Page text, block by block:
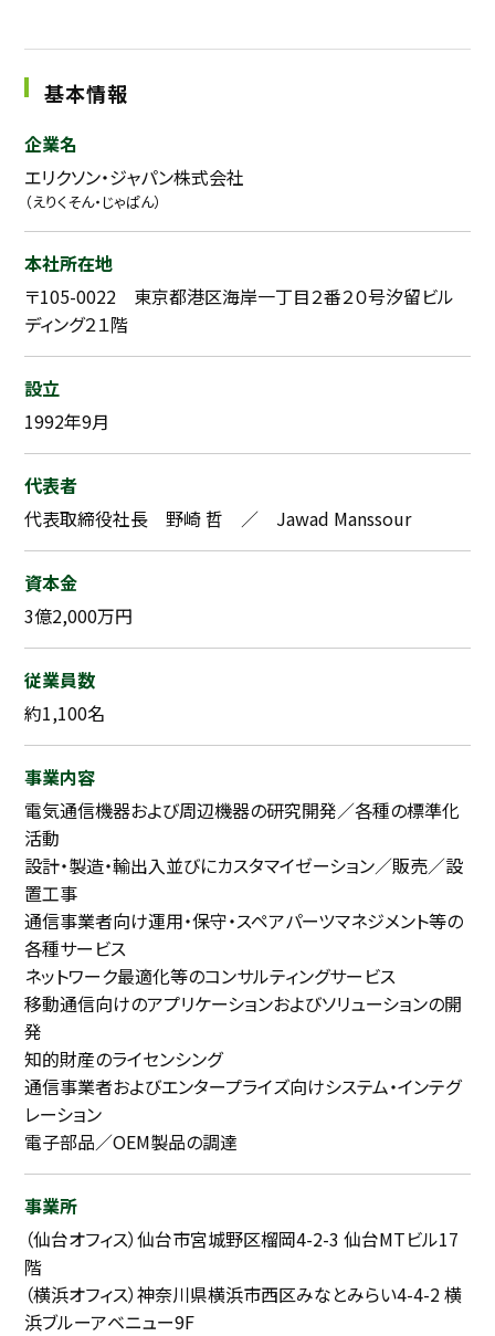
基本情報
企業名
エリクソン・ジャパン株式会社
（えりくそん・じゃぱん）
本社所在地
〒105-0022 東京都港区海岸一丁目２番２０号汐留ビル
ディング２１階
設立
1992年9月
代表者
代表取締役社長 野崎 哲 ／ Jawad Manssour
資本金
3億2,000万円
従業員数
約1,100名
事業内容
電気通信機器および周辺機器の研究開発／各種の標準化
活動
設計・製造・輸出入並びにカスタマイゼーション／販売／設
置工事
通信事業者向け運用・保守・スペアパーツマネジメント等の
各種サービス
ネットワーク最適化等のコンサルティングサービス
移動通信向けのアプリケーションおよびソリューションの開
発
知的財産のライセンシング
通信事業者およびエンタープライズ向けシステム・インテグ
レーション
電子部品／OEM製品の調達
事業所
（仙台オフィス）仙台市宮城野区榴岡4-2-3 仙台MTビル17
階
（横浜オフィス）神奈川県横浜市西区みなとみらい4-4-2 横
浜ブルーアベニュー9F